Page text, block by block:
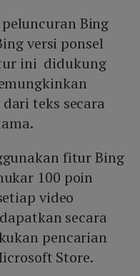
Bing
versi ponsel
ini didukung
teks secara
fitur Bing
100 poin
video
secara
pencarian
Store.